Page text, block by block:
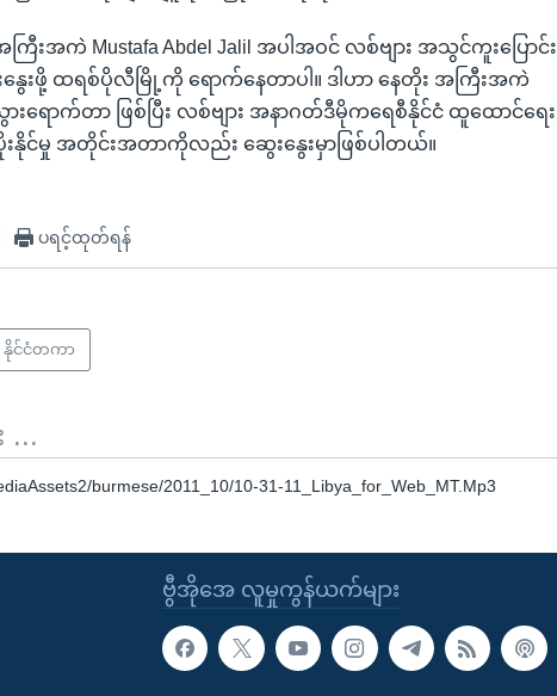
းအကဲ Mustafa Abdel Jalil အပါအဝင် လစ်ဗျား အသွင်ကူးပြောင်း
ေးဖို့ ထရစ်ပိုလီမြို့ကို ရောက်နေတာပါ။ ဒါဟာ နေတိုး အကြီးအကဲ
ရောက်တာ ဖြစ်ပြီး လစ်ဗျား အနာဂတ်ဒီမိုကရေစီနိုင်ငံ ထူထောင်ရေး
င်မှု အတိုင်းအတာကိုလည်း ဆွေးနွေးမှာဖြစ်ပါတယ်။
ပရင့်ထုတ်ရန်
နိုင်ငံတကာ
...
burmese/2011_10/10-31-11_Libya_for_Web_MT.Mp3
ဗွီအိုအေ လူမှုကွန်ယက်များ